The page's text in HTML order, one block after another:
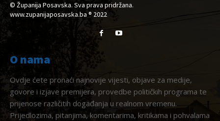
© Županija Posavska. Sva prava pridržana.
www.zupanijaposavska.ba ® 2022
O nama
Ovdje ćete pronaći najnovije vijesti, objave za medije,
govore i izjave premijera, provedbe političkih programa te
prijenose različitih događanja u realnom vremenu.
Prijedlozima, pitanjima, komentarima, kritikama i pohvalama